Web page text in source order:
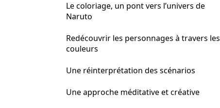
Le coloriage, un pont vers l’univers de
Naruto
Redécouvrir les personnages à travers les
couleurs
Une réinterprétation des scénarios
Une approche méditative et créative